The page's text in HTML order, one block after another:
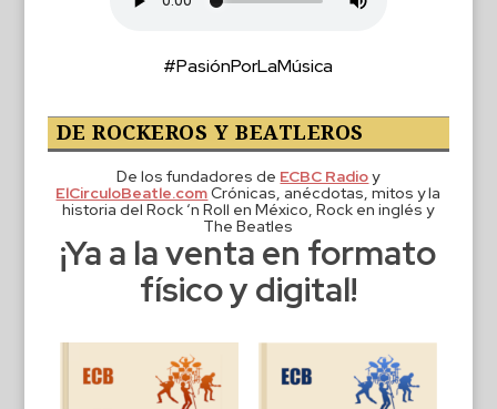
#PasiónPorLaMúsica
DE ROCKEROS Y BEATLEROS
De los fundadores de ECBC Radioy
ElCirculoBeatle.comCrónicas, anécdotas, mitos y la
historia del Rock ‘n Roll en México, Rock en inglés y
The Beatles
¡Ya a la venta en formato
físico y digital!